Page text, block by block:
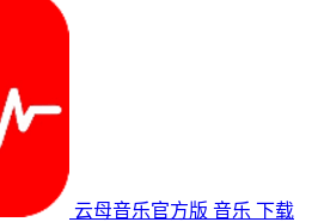
云母音乐官方版 音乐 下载